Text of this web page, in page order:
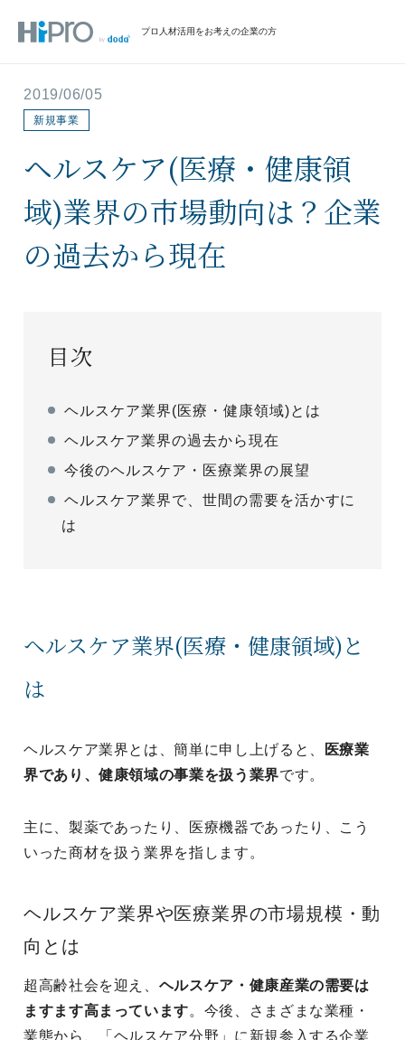
プロ人材活用をお考えの企業の方
2019/06/05
新規事業
ヘルスケア(医療・健康領
域)業界の市場動向は？企業
の過去から現在
目次
ヘルスケア業界(医療・健康領域)とは
ヘルスケア業界の過去から現在
今後のヘルスケア・医療業界の展望
ヘルスケア業界で、世間の需要を活かすに
は
ヘルスケア業界(医療・健康領域)と
は
ヘルスケア業界とは、簡単に申し上げると、
医療業
界であり、健康領域の事業を扱う業界です。
主に、製薬であったり、医療機器であったり、こう
いった商材を扱う業界を指します。
ヘルスケア業界や医療業界の市場規模・動
向とは
超高齢社会を迎え、 ヘルスケア・健康産業の需要は
ますます高まっています。今後、さまざまな業種・
業態から、「ヘルスケア分野」に新規参入する企業